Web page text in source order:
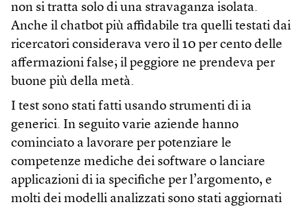
non si tratta solo di una stravaganza isolata.
Anche il chatbot più affidabile tra quelli testati dai
ricercatori considerava vero il 10 per cento delle
affermazioni false; il peggiore ne prendeva per
buone più della metà.
I test sono stati fatti usando strumenti di ia
generici. In seguito varie aziende hanno
cominciato a lavorare per potenziare le
competenze mediche dei software o lanciare
applicazioni di ia specifiche per l’argomento, e
molti dei modelli analizzati sono stati aggiornati